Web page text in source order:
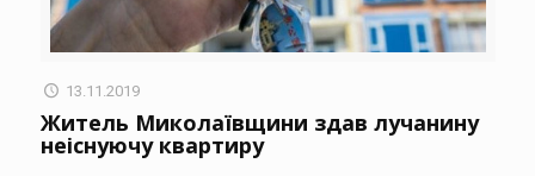
13.11.2019
Житель Миколаївщини здав лучанину
неіснуючу квартиру